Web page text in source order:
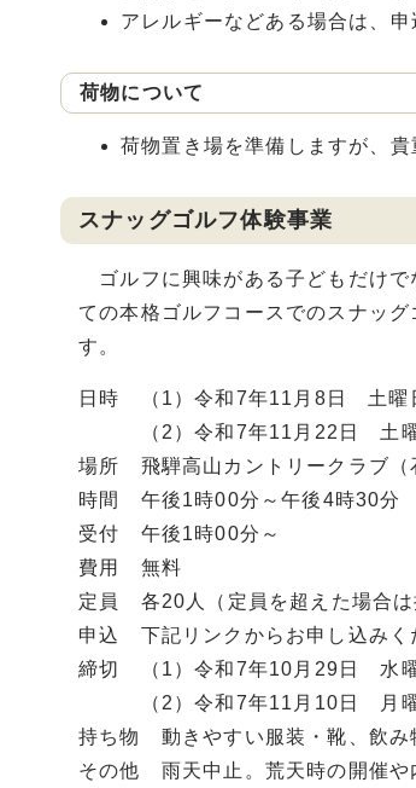
アレルギーなどある場合は、
荷物について
荷物置き場を準備しますが、
スナッグゴルフ体験事業
ゴルフに興味がある子どもだけで
ての本格ゴルフコースでのスナッ
す。
日時 （1）令和7年11月8日 土曜
（2）令和7年11月22日 土曜
場所 飛騨高山カントリークラブ（
時間 午後1時00分～午後4時30分
受付 午後1時00分～
費用 無料
定員 各20人（定員を超えた場合は
申込 下記リンクからお申し込みく
締切 （1）令和7年10月29日 水
（2）令和7年11月10日 月曜
持ち物 動きやすい服装・靴、飲み
その他 雨天中止。荒天時の開催や